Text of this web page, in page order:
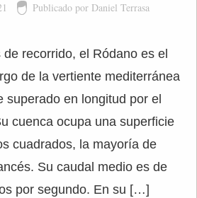
Publicado por Daniel Terrasa
recorrido, el Ródano es el
de la vertiente mediterránea
superado en longitud por el
cuenca ocupa una superficie
cuadrados, la mayoría de
Su caudal medio es de
por segundo. En su […]